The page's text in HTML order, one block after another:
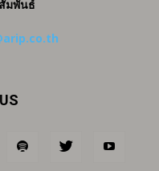
มพันธ์